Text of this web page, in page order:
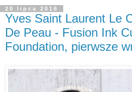
20 lipca 2016
Yves Saint Laurent Le
De Peau - Fusion Ink
Foundation, pierwsze